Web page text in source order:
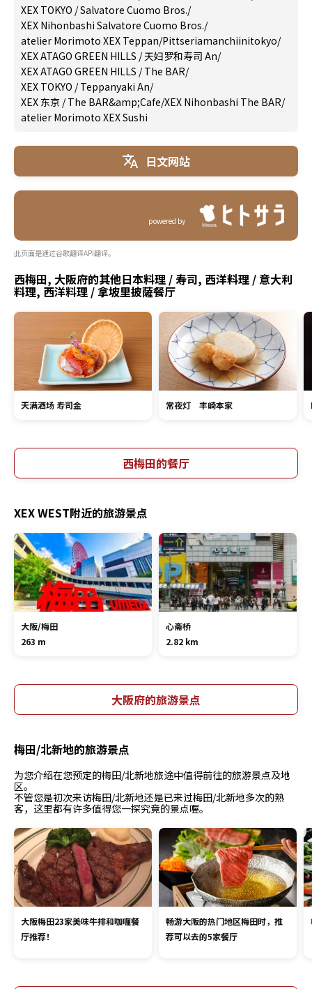
XEX TOKYO / Salvatore Cuomo Bros./
XEX Nihonbashi Salvatore Cuomo Bros./
atelier Morimoto XEX Teppan/Pittseriamanchiinitokyo/
XEX ATAGO GREEN HILLS / 天妇罗和寿司 An/
XEX ATAGO GREEN HILLS / The BAR/
XEX TOKYO / Teppanyaki An/
XEX 东京 / The BAR&amp;Cafe/XEX Nihonbashi The BAR/
atelier Morimoto XEX Sushi
日文网站
powered by
此页面是通过谷歌翻译API翻译。
西梅田, 大阪府的其他日本料理 / 寿司, 西洋料理 / 意大利
料理, 西洋料理 / 拿坡里披薩餐厅
天满酒场 寿司金 常夜灯 丰崎本家
西梅田的餐厅
XEX WEST附近的旅游景点
大阪/梅田
263 m
心斋桥
2.82 km
大阪府的旅游景点
梅田/北新地的旅游景点
为您介绍在您预定的梅田/北新地旅途中值得前往的旅游景点及地
区。
不管您是初次来访梅田/北新地还是已来过梅田/北新地多次的熟
客，这里都有许多值得您一探究竟的景点喔。
大阪梅田23家美味牛排和咖喱餐
厅推荐！
畅游大阪的热门地区梅田时，推
荐可以去的5家餐厅